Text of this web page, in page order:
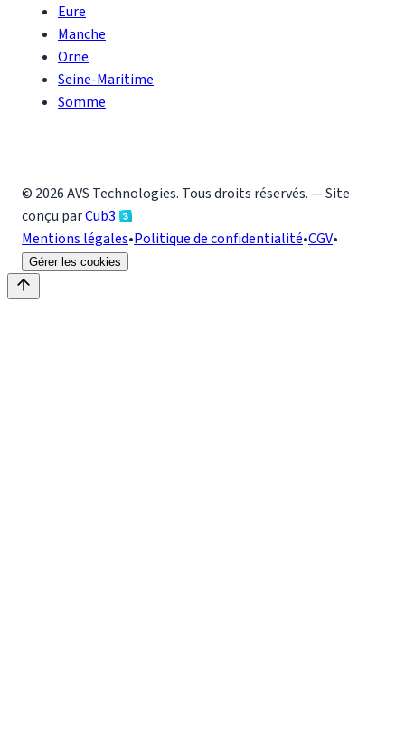
Eure
Manche
Orne
Seine-Maritime
Somme
© 2026AVS Technologies. Tous droits réservés. — Site
conçu parCub3
Mentions légales•Politique de confidentialité•CGV•
Gérer les cookies